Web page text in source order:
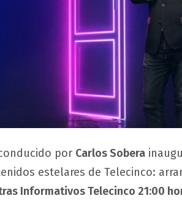
por Carlos Sobera
estelares de Telecinco:
Informativos Telecinco 21:00